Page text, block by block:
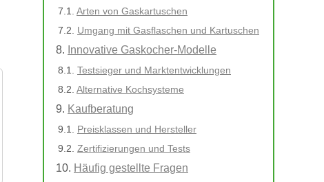
Arten von Gaskartuschen
Umgang mit Gasflaschen und Kartuschen
Innovative Gaskocher-Modelle
Testsieger und Marktentwicklungen
Alternative Kochsysteme
Kaufberatung
Preisklassen und Hersteller
Zertifizierungen und Tests
Häufig gestellte Fragen